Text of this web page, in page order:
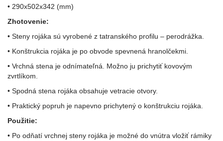
• 290x502x342 (mm)
Zhotovenie:
• Steny rojáka sú vyrobené z tatranského profilu – perodrážka.
• Konštrukcia rojáka je po obvode spevnená hranolčekmi.
• Vrchná stena je odnímateľná. Možno ju prichytiť kovovým
zvrtlíkom.
• Spodná stena rojáka obsahuje vetracie otvory.
• Praktický popruh je napevno prichytený o konštrukciu rojáka.
Použitie:
• Po odňatí vrchnej steny rojáka je možné do vnútra vložiť rámiky